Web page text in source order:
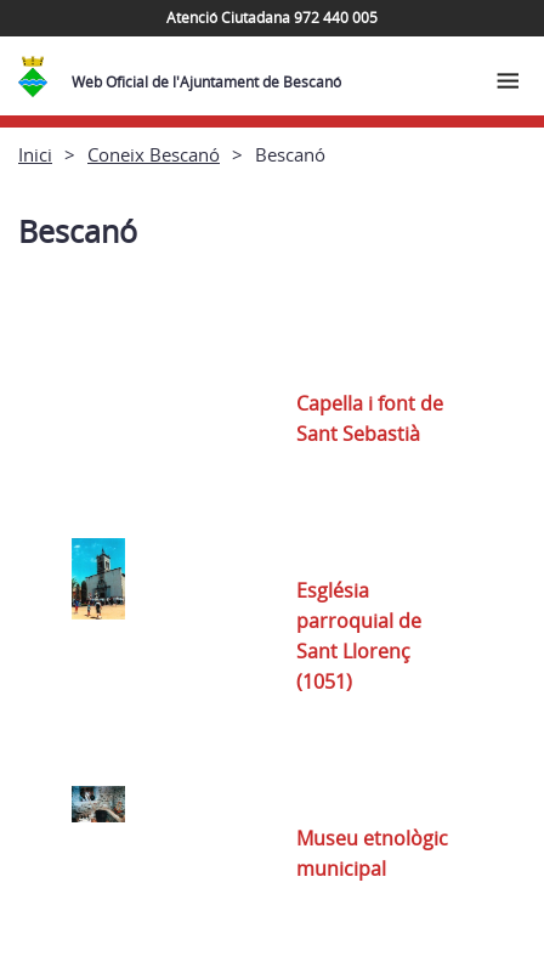
Atenció Ciutadana 972 440 005
Web Oficial de l'Ajuntament de Bescanó
Inici Coneix Bescanó Bescanó
Bescanó
Capella i font de
Sant Sebastià
Església
parroquial de
Sant Llorenç
(1051)
Museu etnològic
municipal